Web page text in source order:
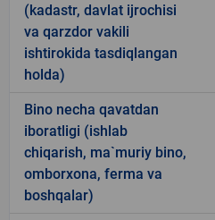
(kadastr, davlat ijrochisi
va qarzdor vakili
ishtirokida tasdiqlangan
holda)
Bino necha qavatdan
iboratligi (ishlab
chiqarish, ma`muriy bino,
omborxona, ferma va
boshqalar)